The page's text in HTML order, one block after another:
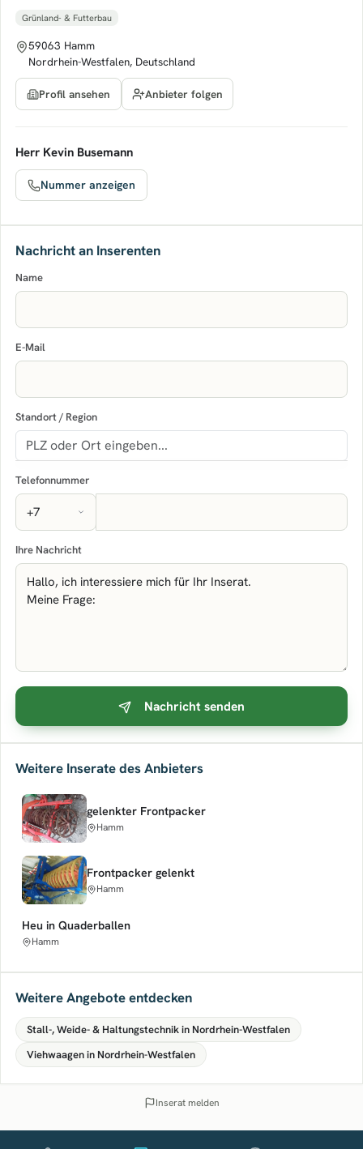
Grünland- & Futterbau
59063 Hamm
Nordrhein-Westfalen, Deutschland
Profil ansehen Anbieter folgen
Herr Kevin Busemann
Nummer anzeigen
Nachricht an Inserenten
Name
E-Mail
Standort / Region
Telefonnummer
Ihre Nachricht
Nachricht senden
Weitere Inserate des Anbieters
gelenkter Frontpacker
Hamm
Frontpacker gelenkt
Hamm
Heu in Quaderballen
Hamm
Weitere Angebote entdecken
Stall-, Weide- & Haltungstechnik in Nordrhein-Westfalen
Viehwaagen in Nordrhein-Westfalen
Inserat melden